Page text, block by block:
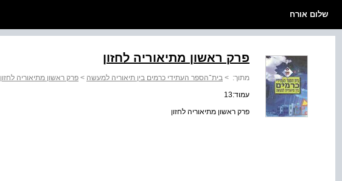
שלום אורח
פרק ראשון מתיאוריה לחזון
מתוך: > בית־הספר העתידי כרמים בין תיאוריה למעשה > פרק ראשון מתיאוריה לחזון
עמוד:13
פרק ראשון מתיאוריה לחזון